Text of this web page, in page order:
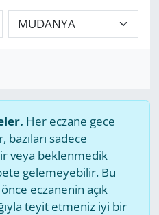
Her eczane gece
bazıları sadece
veya beklenmedik
gelemeyebilir. Bu
eczanenin açık
teyit etmeniz iyi bir